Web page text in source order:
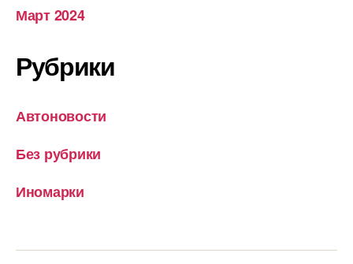
Март 2024
Рубрики
Автоновости
Без рубрики
Иномарки